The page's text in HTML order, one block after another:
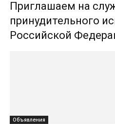
Приглашаем на
принудительного
Российской
Объявления